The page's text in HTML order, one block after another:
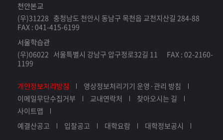
천안본교
(우)31228 충청남도 천안시 동남구 목천읍 교천지산길 284-88
FAX : 041-415-6199
서울학습관
(우)06022 서울특별시 강남구 압구정로32길 11 FAX : 02-2160-
1199
개인정보처리방침
영상정보처리기기 운영·관리 방침
이메일무단수집거부
교내연락처
찾아오시는 길
사이트맵
예결산공고
입찰공고 대학요람 대학정보공시